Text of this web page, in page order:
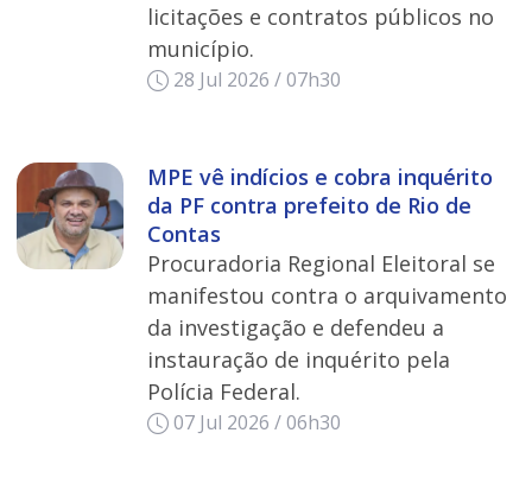
licitações e contratos públicos no
município.
28 Jul 2026 / 07h30
MPE vê indícios e cobra inquérito
da PF contra prefeito de Rio de
Contas
Procuradoria Regional Eleitoral se
manifestou contra o arquivamento
da investigação e defendeu a
instauração de inquérito pela
Polícia Federal.
07 Jul 2026 / 06h30